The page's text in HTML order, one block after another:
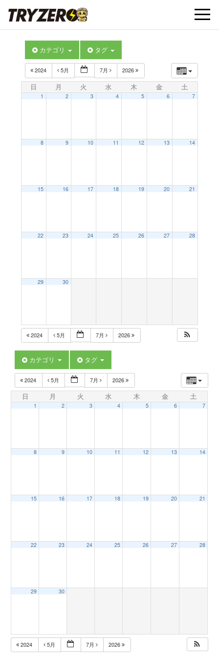
t
t
i
カテゴリ タグ
2024 5月 7月 2026
日 月 火 水 木 金 土
1 2 3 4 5 6 7
8 9 10 11 12 13 14
15 16 17 18 19 20 21
22 23 24 25 26 27 28
29 30
2024 5月 7月 2026
カテゴリ タグ
2024 5月 7月 2026
日 月 火 水 木 金 土
1 2 3 4 5 6 7
8 9 10 11 12 13 14
15 16 17 18 19 20 21
22 23 24 25 26 27 28
29 30
2024 5月 7月 2026